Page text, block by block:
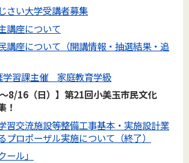
さい大学受講者募集
講座について
講座について（開講情報・抽選結果・追
学習課主催 家庭教育学級
8/16（日）】第21回小美玉市民文化
！
習交流施設等整備工事基本・実施設計業
プロポーザル実施について（終了）
ール」